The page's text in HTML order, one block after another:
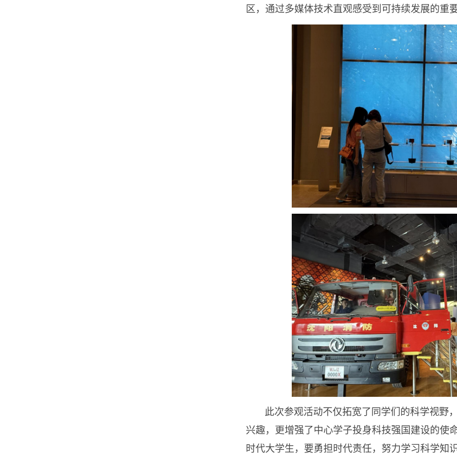
区，通过多媒体技术直观感受到可持续发展的重
此次参观活动不仅拓宽了同学们的科学视野
兴趣，更增强了中心学子投身科技强国建设的使
时代大学生，要勇担时代责任，努力学习科学知